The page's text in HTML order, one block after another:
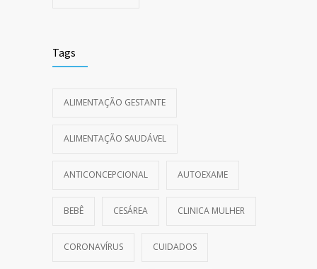
Tags
ALIMENTAÇÃO GESTANTE
ALIMENTAÇÃO SAUDÁVEL
ANTICONCEPCIONAL AUTOEXAME
BEBÊ CESÁREA CLINICA MULHER
CORONAVÍRUS CUIDADOS